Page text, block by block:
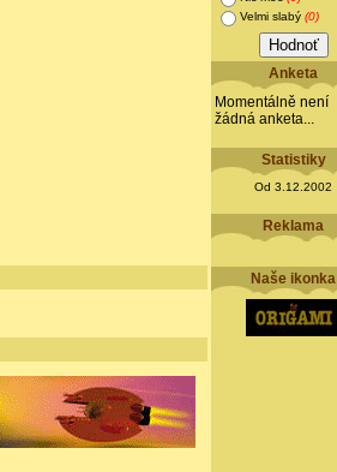
Velmi slabý (0)
Anketa
Momentálně není
žádná anketa...
Statistiky
Od 3.12.2002
Reklama
Naše ikonka